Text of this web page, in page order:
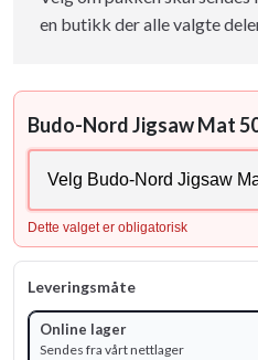
en butikk der alle valgte
Budo-Nord Jigsaw Mat
Dette valget er obligatorisk
Leveringsmåte
Online lager
Sendes fra vårt nettlager